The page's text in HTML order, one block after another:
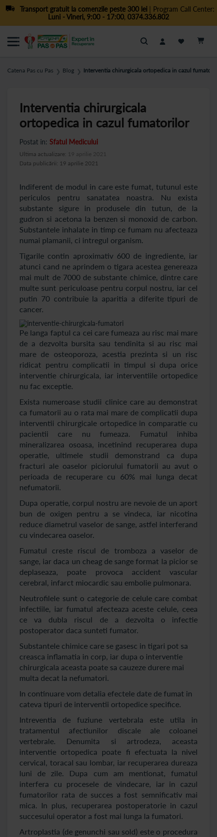
Transport gratuit la comenzile peste 300 lei| Program Call Center:
Luni - Vineri, 9:00 - 17:00, 0374.336.802
Cautare
Catena Pas cu Pas ❯ Blog ❯ Interventia chirurgicala ortopedica in cazul
Interventia chirurgicala
ortopedica in cazul fumatorilor
Postat in: Sfatul Medicului
Data publicării: 19 aprilie 2021
Ultima actualizare: 19 aprilie 2021
Indiferent de modul in care este fumat, tutunul este
periculos pentru sanatatea noastra. Nu exista
substante sigure in produsele din tutun, de la
gudron si acetona la benzen si monoxid de carbon.
Substantele inhalate in timp ce fumam nu afecteaza
numai plamanii, ci intregul organism.
Tigarile contin aproximativ 600 de ingrediente, iar
atunci cand ne aprindem o tigara acestea genereaza
mai mult de 7000 de substante chimice, dintre care
multe sunt periculoase pentru corpul nostru, iar cel
putin 70 contribuie la aparitia a diferite tipuri de
cancer.
Pe langa faptul ca cei care fumeaza au risc mai mare
de a dezvolta bursita sau tendinita si au risc mai
mare de osteoporoza, acestia prezinta si un risc
ridicat pentru complicatii in timpul si dupa orice
interventie chirurgicala, iar interventiile ortopedice
nu fac exceptie.
Exista numeroase studii clinice care au demonstrat
ca fumatorii au o rata mai mare de complicatii dupa
interventii chirurgicale ortopedice in comparatie cu
pacientii care nu fumeaza. Fumatul inhiba
mineralizarea osoasa, incetinind recuperarea dupa
operatie, ultimele studii demonstrand ca dupa
fracturi ale oaselor piciorului fumatorii au avut o
perioada de recuperare cu 60% mai lunga decat
nefumatorii.
Dupa operatie, corpul nostru are nevoie de un aport
bun de oxigen pentru a se vindeca, iar nicotina
reduce diametrul vaselor de sange, astfel interferand
cu vindecarea oaselor.
Fumatul creste riscul de tromboza a vaselor de
sange, iar daca un cheag de sange format la picior se
deplaseaza, poate provoca accident vascular
cerebral, infarct miocardic sau embolie pulmonara.
Neutrofilele sunt o categorie de celule care combat
infectiile, iar fumatul afecteaza aceste celule, ceea
ce va dubla riscul de a dezvolta o infectie
postoperator daca sunteti fumator.
Substantele chimice care se gasesc in tigari pot sa
creasca inflamatia in corp, iar dupa o interventie
chirurgicala aceasta poate sa cauzeze durere mai
multa decat la nefumatori.
In continuare vom detalia efectele date de fumat in
cateva tipuri de interventii ortopedice specifice.
Intreventia de fuziune vertebrala este utila in
tratamentul afectiunilor discale ale coloanei
vertebrale. Denumita si artrodeza, aceasta
interventie ortopedica poate fi efectuata la nivel
cervical, toracal sau lombar, iar recuperarea dureaza
luni de zile. Dupa cum am mentionat, fumatul
interfera cu procesele de vindecare, iar in cazul
fumatorilor rata de succes a fost semnificativ mai
mica. In plus, recuperarea postoperatorie in cazul
succesului operator a fost mai lunga la fumatori.
Artroplastia (de genunchi sau sold) este o procedura